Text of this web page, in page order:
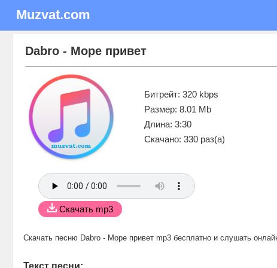
Muzvat.com
Dabro - Море привет
Битрейт: 320 kbps
Размер: 8.01 Mb
Длина: 3:30
Скачано: 330 раз(а)
Скачать mp3
Скачать песню Dabro - Море привет mp3 бесплатно и слушать
Текст песни: